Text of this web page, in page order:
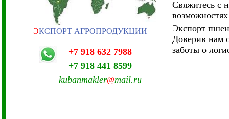
ЭКСПОРТ АГРОПРОДУКЦИИ
+7 918 632 7988
+7 918 441 8599
kubanmakler@mail.ru
Свяжитесь с
Экспорт
Доверив нам
заботы о